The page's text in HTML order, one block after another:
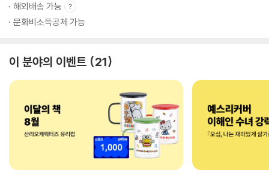
해외배송 가능
문화비소득공제 가능
이 분야의 이벤트 21